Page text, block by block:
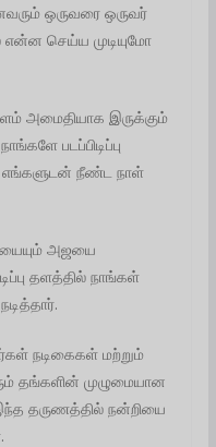
ஒருவரை ஒருவர்
செய்ய முடியுமோ
தளம் அமைதியாக இருக்கும்
படப்பிடிப்பு
எங்களுடன் நீண்ட நாள்
அஜயை
தளத்தில் நாங்கள்
நடிகைகள் மற்றும்
தங்களின் முழுமையான
தருணத்தில் நன்றியை